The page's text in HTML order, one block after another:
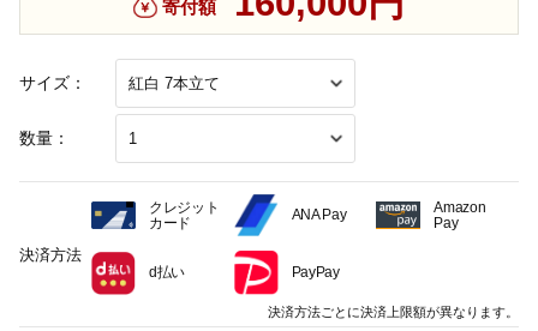
サイズ：
数量：
寄付額
決済方法
クレジット
カード
ANA Pay
Amazon
Pay
d払い PayPay
決済方法ごとに決済上限額が異なります。